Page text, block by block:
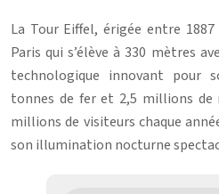
La Tour Eiffel, érigée entre
Paris qui s’élève à 330 mètres
technologique innovant pour
tonnes de fer et 2,5 millions
millions de visiteurs chaque
son illumination nocturne